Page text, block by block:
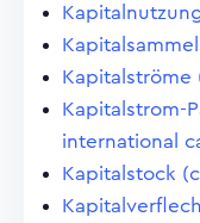
Kapitalströme
Kapitalstrom-
international
Kapitalstock